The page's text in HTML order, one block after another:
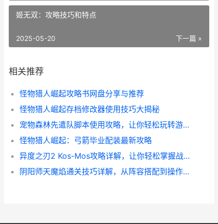
姬无双：攻略技巧和特点
下一篇 »
2025-05-20
相关推荐
怪物猎人崛起攻略书网盘分享与推荐
怪物猎人崛起存档修改器使用技巧大揭秘
宠物森林先遣队脚本使用攻略，让你轻松玩转游戏！
怪物猎人崛起：弓箭毕业配装最新攻略
异度之刃2 Kos-Mos攻略详解，让你轻松掌握战斗技巧
阴阳师天魔焰通关技巧详解，从阵容搭配到操作心得全都有！